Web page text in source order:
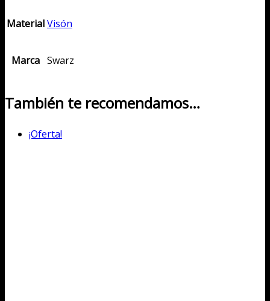
MaterialVisón
Marca Swarz
También te recomendamos…
¡Oferta!